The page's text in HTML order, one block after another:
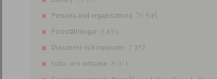
Persons and organisations 79 545.
Föreställningar 3 693.
Dokument och rapporter 2 387.
Gatu- och ortnamn 8 031.